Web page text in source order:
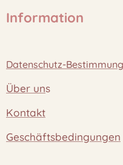
Information
Datenschutz-
Über uns
Kontakt
Geschäftsbedingungen